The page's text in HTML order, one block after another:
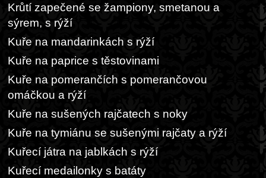
Krůtí zapečené se žampiony, smetanou a
sýrem, s rýží
Kuře na mandarinkách s rýží
Kuře na paprice s těstovinami
Kuře na pomerančích s pomerančovou
omáčkou a rýží
Kuře na sušených rajčatech s noky
Kuře na tymiánu se sušenými rajčaty a rýží
Kuřecí játra na jablkách s rýží
Kuřecí medailonky s batáty